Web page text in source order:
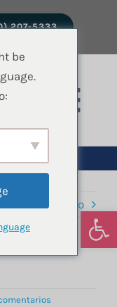
Abrir
207-5333
de
Voluntaria
Próximo
be